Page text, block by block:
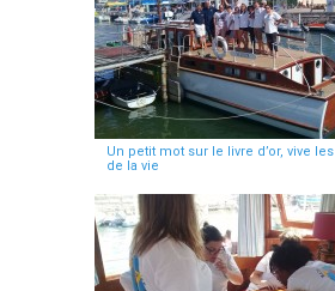
Un petit mot sur le livre d’or, vive
de la vie